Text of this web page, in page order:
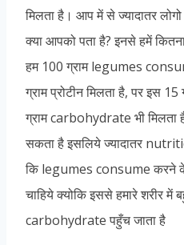
मिलता है। आप में से ज्यादातर
क्या आपको पता है? इनसे हमें
हम 100 ग्राम legumes
ग्राम प्रोटीन मिलता है, पर इस
ग्राम carbohydrate भी मिलता
सकता है इसलिये ज्यादातर
कि legumes consume करने के
चाहिये क्योकि इससे हमारे शरीर में
carbohydrate पहुँच जाता है